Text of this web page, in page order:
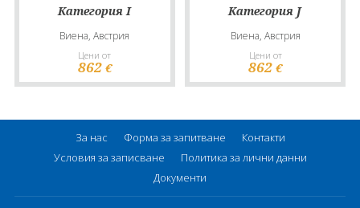
Категория I
Виена, Австрия
Цени от
862 €
Категория J
Виена, Австрия
Цени от
862 €
За нас Форма за запитване
Контакти
Условия за записване
Политика за лични данни
Документи